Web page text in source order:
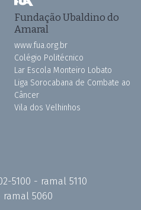
Fundação Ubaldino do
Amaral
www.fua.org.br
Colégio Politécnico
Lar Escola Monteiro Lobato
Liga Sorocabana de Combate ao
Câncer
Vila dos Velhinhos
5100 - ramal 5110
ramal 5060